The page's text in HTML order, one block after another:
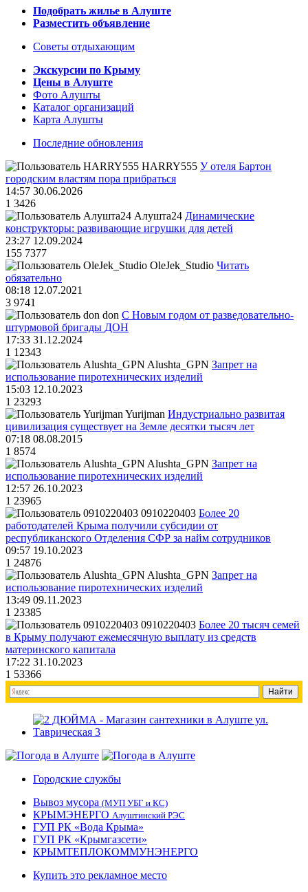
Подобрать жилье в Алуште
Разместить объявление
Советы отдыхающим
Экскурсии по Крыму
Цены в Алуште
Фото Алушты
Каталог организаций
Карта Алушты
Последние обновления
HARRY555 У отеля Бартон
городским властям пора прибраться
14:57 30.06.2026
1 3426
Алушта24 Динамические
конструкторы: развивающие игрушки для детей
23:27 12.09.2024
155 7377
OleJek_Studio Читать
обязательно
08:18 12.07.2021
3 9741
don С Новым годом от разведовательно-
штурмовой бригады ДОН
17:33 31.12.2024
1 12343
Alushta_GPN Запрет на
использование пиротехнических изделий
15:03 12.10.2023
1 23293
Yurijman Индустриально развитая
цивилизация существует на Земле десятки тысяч лет
07:18 08.08.2015
1 8574
Alushta_GPN Запрет на
использование пиротехнических изделий
12:57 26.10.2023
1 23965
0910220403 Более 20
работодателей Крыма получили субсидии от
республиканского Отделения СФР за найм сотрудников
09:57 19.10.2023
1 24876
Alushta_GPN Запрет на
использование пиротехнических изделий
13:49 09.11.2023
1 23385
0910220403 Более 20 тысяч семей
в Крыму получают ежемесячную выплату из средств
материнского капитала
17:22 31.10.2023
1 53366
Городские службы
Вывоз мусора (МУП УБГ и КС)
КРЫМЭНЕРГО Алуштинский РЭС
ГУП РК «Вода Крыма»
ГУП РК «Крымгазсети»
КРЫМТЕПЛОКОММУНЭНЕРГО
Купить это рекламное место